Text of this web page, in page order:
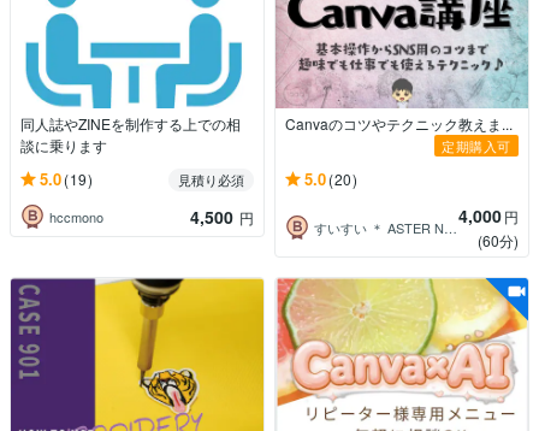
同人誌やZINEを制作する上での相
談に乗ります
5.0(19)
見積り必須
hccmono
4,500 円
Canvaのコツやテクニック教えま...
定期購入可
5.0(20)
すいすい ＊ ASTER NAUTS 4,000円
(60分)